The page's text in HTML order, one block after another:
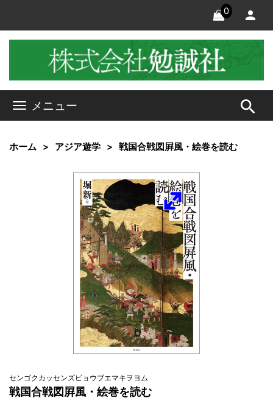
0
メニュー search
ホーム アジア遊学 戦国合戦図屛風・絵巻を読む
センゴクカッセンズビョウブエマキヲヨム
戦国合戦図屛風・絵巻を読む